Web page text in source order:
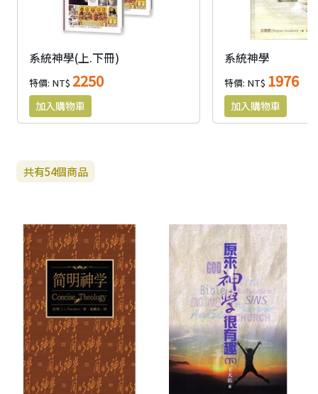
系統神學(上.下冊)
特價: NT$2250
系統神學
特價: NT$ 1976
共有54個商品